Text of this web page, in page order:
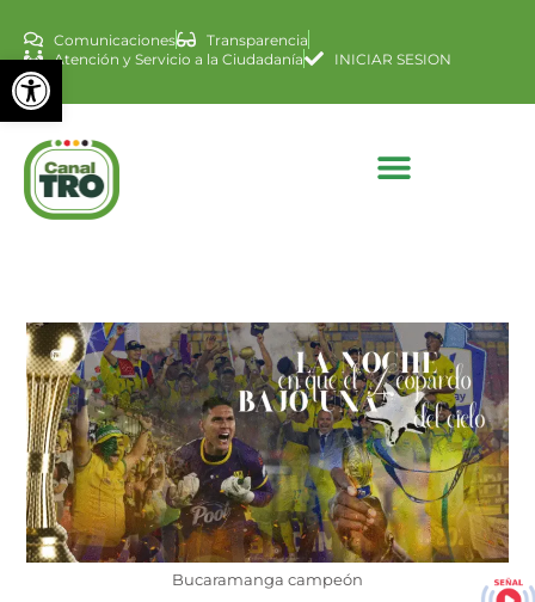
Abrir barra de
Comunicaciones
Transparencia
Atención y Servicio a la Ciudadanía
INICIAR SESION
Bucaramanga campeón